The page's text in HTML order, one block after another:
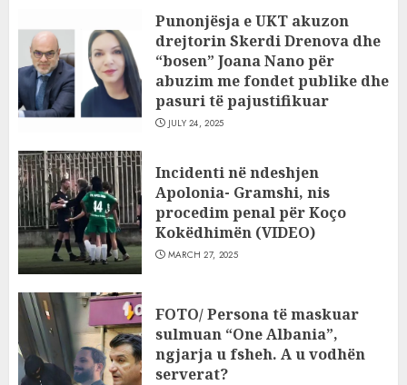
Punonjësja e UKT akuzon
drejtorin Skerdi Drenova dhe
“bosen” Joana Nano për
abuzim me fondet publike dhe
pasuri të pajustifikuar
JULY 24, 2025
Incidenti në ndeshjen
Apolonia- Gramshi, nis
procedim penal për Koço
Kokëdhimën (VIDEO)
MARCH 27, 2025
FOTO/ Persona të maskuar
sulmuan “One Albania”,
ngjarja u fsheh. A u vodhën
serverat?